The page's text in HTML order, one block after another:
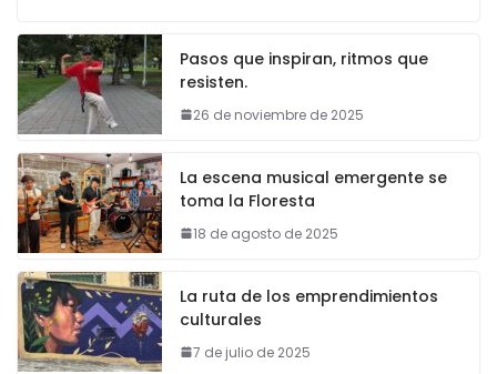
Pasos que inspiran, ritmos que
resisten.
26 de noviembre de 2025
La escena musical emergente se
toma la Floresta
18 de agosto de 2025
La ruta de los emprendimientos
culturales
7 de julio de 2025